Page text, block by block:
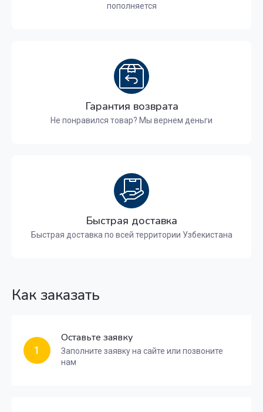
пополняется
Гарантия возврата
Не понравился товар? Мы вернем деньги
Быстрая доставка
Быстрая доставка по всей территории Узбекистана
Как заказать
1
Оставьте заявку
Заполните заявку на сайте или позвоните
нам